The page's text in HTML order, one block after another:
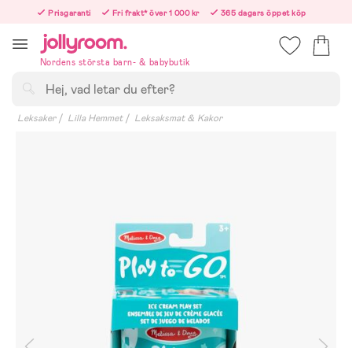
innehållet
Prisgaranti Fri frakt* över 1 000 kr
365 dagars öppet köp
Nordens största barn- & babybutik
Leksaker Lilla Hemmet Leksaksmat & Kakor